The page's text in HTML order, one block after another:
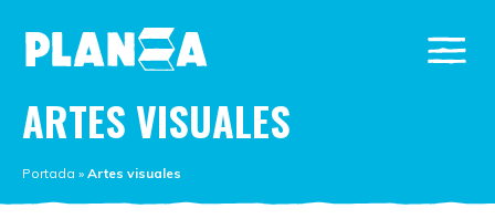
ARTES VISUALES
Portada » Artes visuales